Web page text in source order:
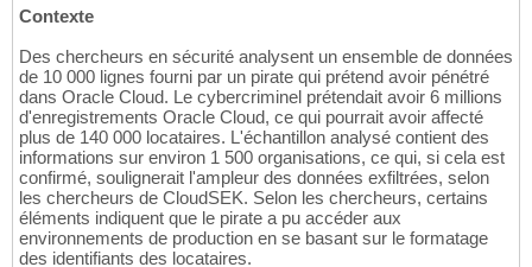
Contexte
Des chercheurs en sécurité analysent un ensemble de données
de 10 000 lignes fourni par un pirate qui prétend avoir pénétré
dans Oracle Cloud. Le cybercriminel prétendait avoir 6 millions
d'enregistrements Oracle Cloud, ce qui pourrait avoir affecté
plus de 140 000 locataires. L'échantillon analysé contient des
informations sur environ 1 500 organisations, ce qui, si cela est
confirmé, soulignerait l'ampleur des données exfiltrées, selon
les chercheurs de CloudSEK. Selon les chercheurs, certains
éléments indiquent que le pirate a pu accéder aux
environnements de production en se basant sur le formatage
des identifiants des locataires.